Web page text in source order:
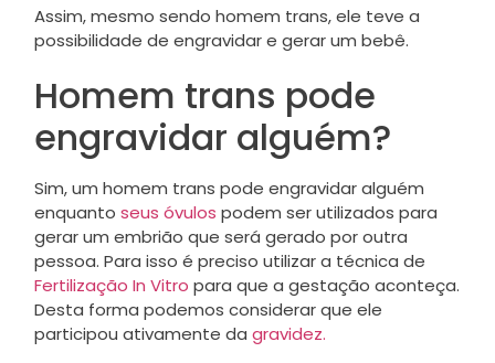
Assim, mesmo sendo homem trans, ele teve a
possibilidade de engravidar e gerar um bebê.
Homem trans pode
engravidar alguém?
Sim, um homem trans pode engravidar alguém
enquanto seus óvulos podem ser utilizados para
gerar um embrião que será gerado por outra
pessoa. Para isso é preciso utilizar a técnica de
Fertilização In Vitro para que a gestação aconteça.
Desta forma podemos considerar que ele
participou ativamente da gravidez.